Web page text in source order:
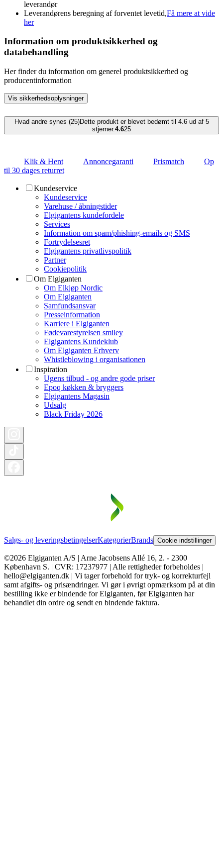
leverandør
Leverandørens beregning af forventet levetid,Få mere at vide
her
Information om produktsikkerhed og
databehandling
Her finder du information om generel produktsikkerhed og
producentinformation
Vis sikkerhedsoplysninger
Hvad andre synes (25)Dette produkt er blevet bedømt til 4.6 ud af 5
stjerner.4.625
Klik & Hent Annoncegaranti Prismatch
Op
til 30 dages returret
Kundeservice
Kundeservice
Varehuse / åbningstider
Elgigantens kundefordele
Services
Information om spam/phishing-emails og SMS
Fortrydelsesret
Elgigantens privatlivspolitik
Partner
Cookiepolitik
Om Elgiganten
Om Elkjøp Nordic
Om Elgiganten
Samfundsansvar
Presseinformation
Karriere i Elgiganten
Fødevarestyrelsen smiley
Elgigantens Kundeklub
Om Elgiganten Erhverv
Whistleblowing i organisationen
Inspiration
Ugens tilbud - og andre gode priser
Epoq køkken & bryggers
Elgigantens Magasin
Udsalg
Black Friday 2026
Salgs- og leveringsbetingelserKategorierBrands Cookie indstillinger
©2026 Elgiganten A/S | Arne Jacobsens Allé 16, 2. - 2300
København S. | CVR: 17237977 | Alle rettigheder forbeholdes |
hello@elgiganten.dk | Vi tager forbehold for tryk- og korrekturfejl
samt afgifts- og prisændringer. Vi gør i øvrigt opmærksom på at din
bestilling ikke er bindende for Elgiganten, før Elgiganten har
behandlet din ordre og sendt en bindende faktura.